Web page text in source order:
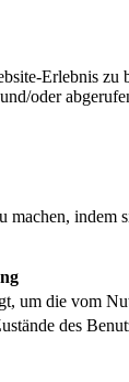
Erlebnis
oder
machen,
um die vom
des